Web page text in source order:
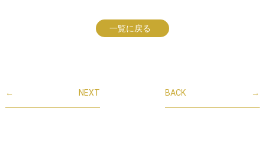
一覧に戻る
← NEXT →
BACK